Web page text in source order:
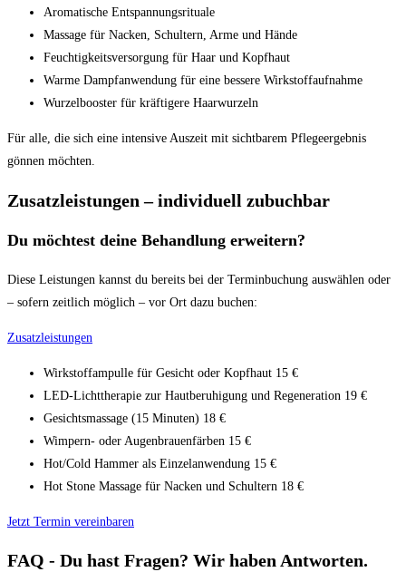
Aromatische Entspannungsrituale
Massage für Nacken, Schultern, Arme und Hände
Feuchtigkeitsversorgung für Haar und Kopfhaut
Warme Dampfanwendung für eine bessere Wirkstoffaufnahme
Wurzelbooster für kräftigere Haarwurzeln
Für alle, die sich eine intensive Auszeit mit sichtbarem Pflegeergebnis
gönnen möchten.
Zusatzleistungen – individuell zubuchbar
Du möchtest deine Behandlung erweitern?
Diese Leistungen kannst du bereits bei der Terminbuchung auswählen oder
– sofern zeitlich möglich – vor Ort dazu buchen:
Zusatzleistungen
Wirkstoffampulle für Gesicht oder Kopfhaut 15 €
LED-Lichttherapie zur Hautberuhigung und Regeneration 19 €
Gesichtsmassage (15 Minuten) 18 €
Wimpern- oder Augenbrauenfärben 15 €
Hot/Cold Hammer als Einzelanwendung 15 €
Hot Stone Massage für Nacken und Schultern 18 €
Jetzt Termin vereinbaren
FAQ - Du hast Fragen? Wir haben Antworten.